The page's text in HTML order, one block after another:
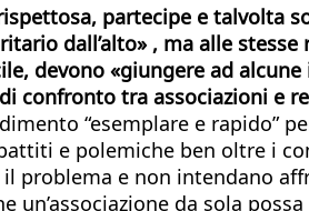
partecipe e talvolta
dall’alto» , ma alle
devono «giungere ad
confronto tra associazioni e
“esemplare e rapido”
e polemiche ben oltre i
problema e non intendano
un’associazione da sola